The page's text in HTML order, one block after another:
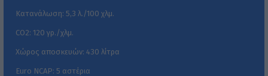
Κατανάλωση: 5,3 λ./100 χλμ.
CO2: 120 γρ./χλμ.
Χώρος αποσκευών: 430 λίτρα
Euro NCAP: 5 αστέρια